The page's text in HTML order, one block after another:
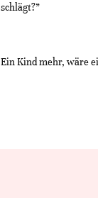
schlägt?”
Ein Kind mehr, wäre